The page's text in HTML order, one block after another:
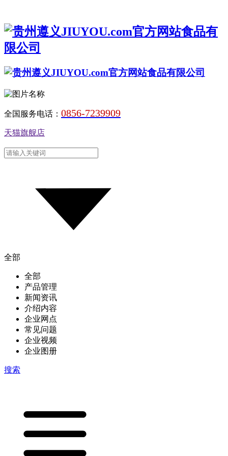
全国服务电话： 0856-7239909
天猫旗舰店
全部
全部
产品管理
新闻资讯
介绍内容
企业网点
常见问题
企业视频
企业图册
搜索